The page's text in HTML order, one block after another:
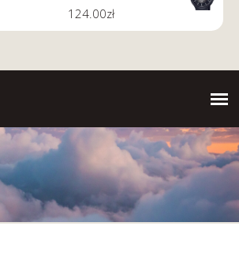
124.00zł